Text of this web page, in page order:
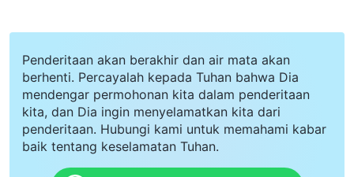
Penderitaan akan berakhir dan air mata akan
berhenti. Percayalah kepada Tuhan bahwa Dia
mendengar permohonan kita dalam penderitaan
kita, dan Dia ingin menyelamatkan kita dari
penderitaan. Hubungi kami untuk memahami kabar
baik tentang keselamatan Tuhan.